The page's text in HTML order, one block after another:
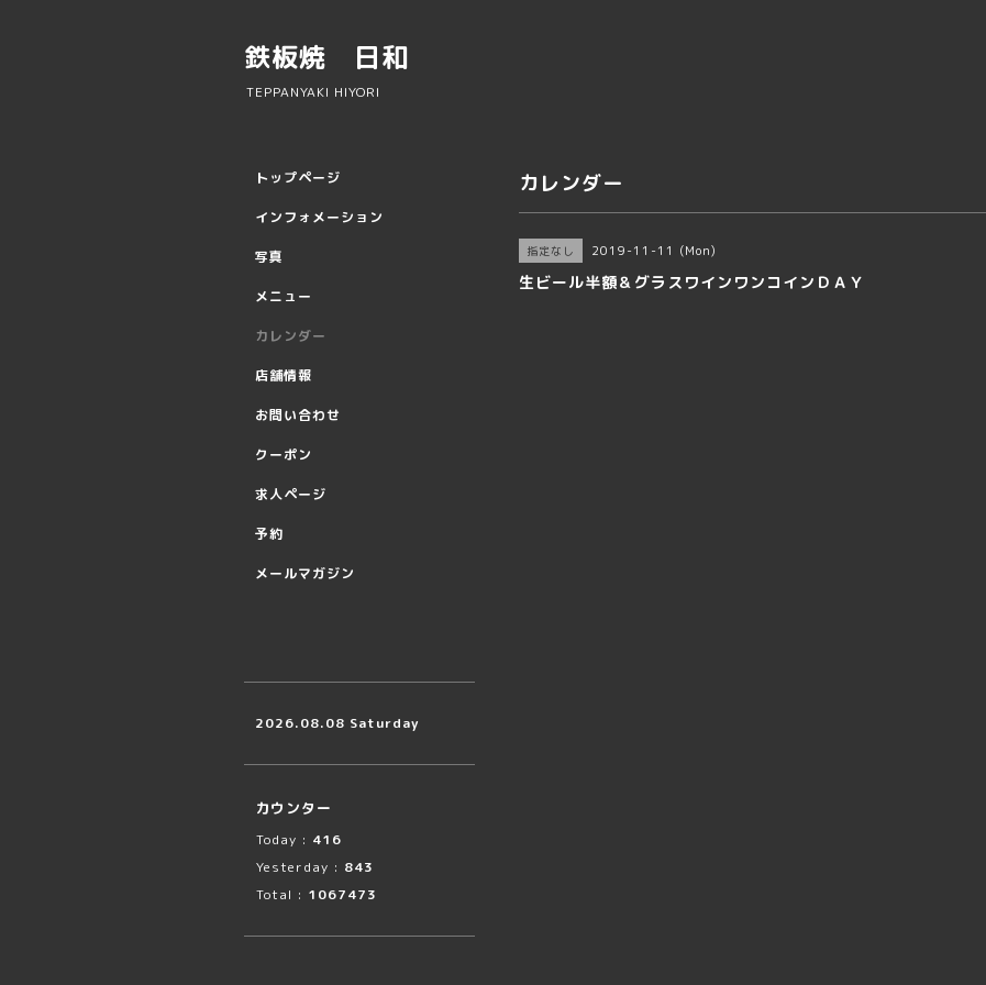
鉄板焼 日和
TEPPANYAKI HIYORI
カレンダー
指定なし 2019-11-11 (Mon)
生ビール半額＆グラスワインワンコインＤＡＹ
トップページ
インフォメーション
写真
メニュー
カレンダー
店舗情報
お問い合わせ
クーポン
求人ページ
予約
メールマガジン
2026.08.08 Saturday
カウンター
Today : 416
Yesterday : 843
Total : 1067473